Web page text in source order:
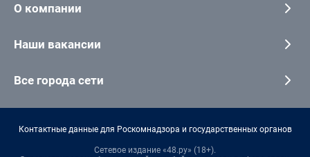
О компании
Наши вакансии
Все города сети
Контактные данные для Роскомнадзора и государственных органов
Сетевое издание «48.ру» (18+).